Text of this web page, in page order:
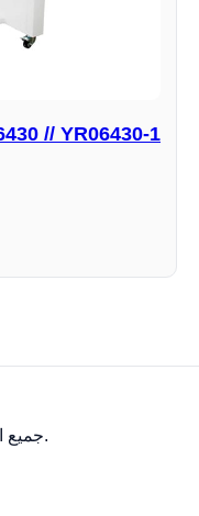
// YR06430-1
© 2026 Kalstein. جميع الحقوق محفوظة.